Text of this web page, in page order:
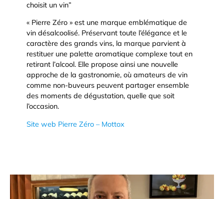
choisit un vin”
« Pierre Zéro » est une marque emblématique de
vin désalcoolisé. Préservant toute l’élégance et le
caractère des grands vins, la marque parvient à
restituer une palette aromatique complexe tout en
retirant l’alcool. Elle propose ainsi une nouvelle
approche de la gastronomie, où amateurs de vin
comme non-buveurs peuvent partager ensemble
des moments de dégustation, quelle que soit
l’occasion.
Site web Pierre Zéro – Mottox